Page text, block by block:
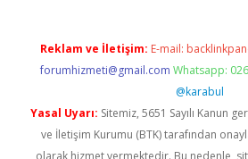
Reklam ve İletişim: E-mail:
forumhizmeti@gmail.com Whatsapp:
@karabul
Yasal Uyarı: Sitemiz, 5651 Sayılı Kanun
ve İletişim Kurumu (BTK) tarafından
olarak hizmet vermektedir. Bu nedenle,